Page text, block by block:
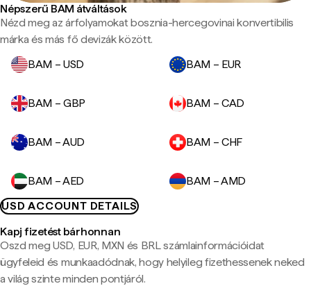
Népszerű BAM átváltások
Nézd meg az árfolyamokat bosznia-hercegovinai konvertibilis
márka és más fő devizák között.
BAM – USD
BAM – EUR
BAM – GBP BAM – CAD
BAM – AUD BAM – CHF
BAM – AED
BAM – AMD
USD ACCOUNT DETAILS
Kapj fizetést bárhonnan
Oszd meg USD, EUR, MXN és BRL számlainformációidat
ügyfeleid és munkaadódnak, hogy helyileg fizethessenek neked
a világ szinte minden pontjáról.